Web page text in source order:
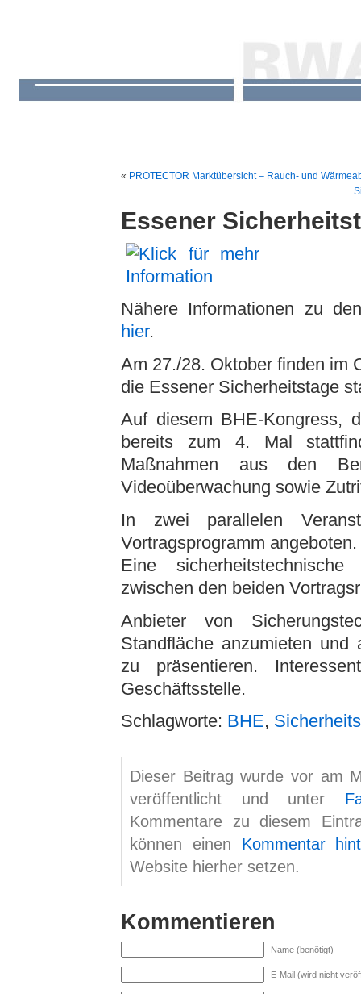
« PROTECTOR Marktübersicht – Rauch- und
Essener
Nähere Informationen zu
hier.
Am 27./28. Oktober finden im
die Essener Sicherheitstage
Auf diesem BHE-Kongress,
bereits zum 4. Mal
Maßnahmen aus den
Videoüberwachung sowie
In zwei parallelen
Vortragsprogramm angeboten.
Eine
zwischen den beiden
Anbieter von
Standfläche anzumieten und
zu präsentieren.
Geschäftsstelle.
Schlagworte: BHE,
Dieser Beitrag wurde vor am
veröffentlicht und unter
Kommentare zu diesem
können einen Kommentar
Website hierher setzen.
Kommentieren
Name (benötigt)
E-Mail (wird nicht